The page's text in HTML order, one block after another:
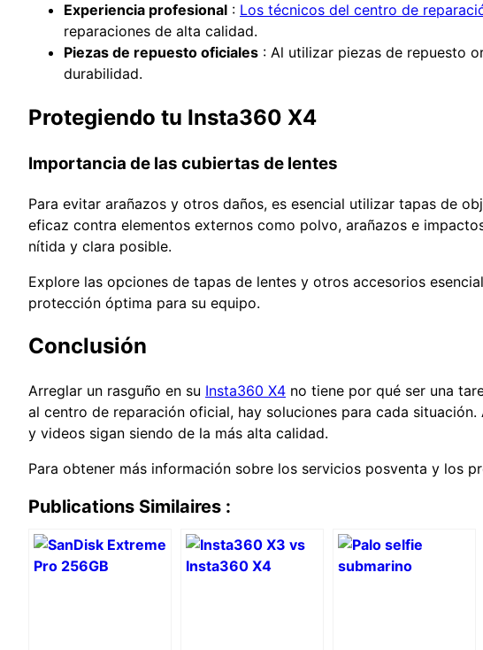
Experiencia profesional : Los técnicos del centro de
reparaciones de alta calidad.
Piezas de repuesto oficiales : Al utilizar piezas de repuesto
durabilidad.
Protegiendo tu Insta360 X4
Importancia de las cubiertas de lentes
Para evitar arañazos y otros daños, es esencial utilizar tapas de
eficaz contra elementos externos como polvo, arañazos e
nítida y clara posible.
Explore las opciones de tapas de lentes y otros accesorios
protección óptima para su equipo.
Conclusión
Arreglar un rasguño en su Insta360 X4 no tiene por qué ser una
al centro de reparación oficial, hay soluciones para cada
y videos sigan siendo de la más alta calidad.
Para obtener más información sobre los servicios posventa y los
Publications Similaires :